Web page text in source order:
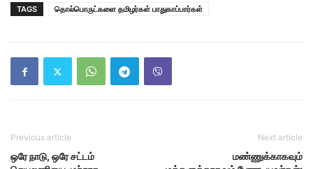
TAGS தொல்பொருட்களை தமிழர்கள் பாதுகாப்பார்கள்
Previous article
ஒரே நாடு, ஒரே சட்டம்
Next article
மண்ணுக்காகவும்